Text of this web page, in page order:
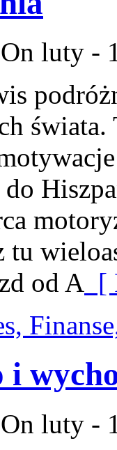
On luty -
tu
od A [
i
On luty -